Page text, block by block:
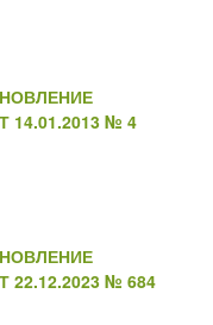
№ 4
№ 684